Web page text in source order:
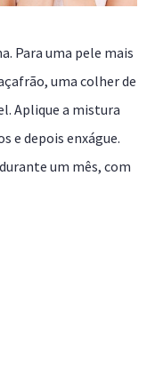
Para uma pele mais
uma colher de
Aplique a mistura
e depois enxágue.
um mês, com